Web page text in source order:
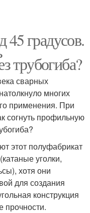
45 градусов.
трубогиба?
сварных
многих
применения. При
согнуть профильную
этот полуфабрикат
уголки,
хотя они
для создания
конструкция
прочности.